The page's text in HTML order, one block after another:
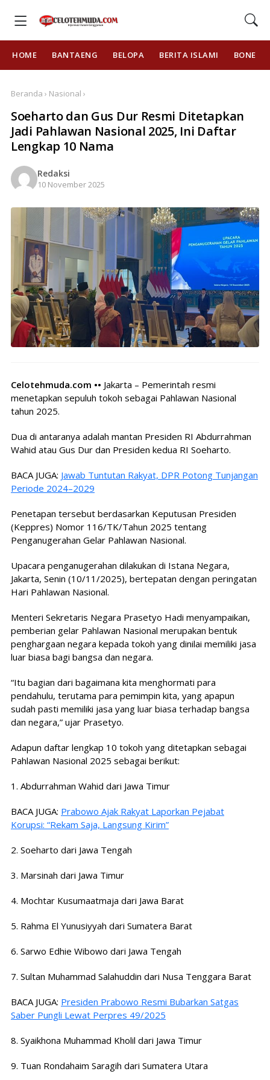
HOME BANTAENG BELOPA BERITA ISLAMI BONE
Beranda › Nasional ›
Soeharto dan Gus Dur Resmi Ditetapkan
Jadi Pahlawan Nasional 2025, Ini Daftar
Lengkap 10 Nama
Redaksi
10 November 2025
Celotehmuda.com •• Jakarta – Pemerintah resmi
menetapkan sepuluh tokoh sebagai Pahlawan Nasional
tahun 2025.
Dua di antaranya adalah mantan Presiden RI Abdurrahman
Wahid atau Gus Dur dan Presiden kedua RI Soeharto.
BACA JUGA: Jawab Tuntutan Rakyat, DPR Potong Tunjangan
Periode 2024–2029
Penetapan tersebut berdasarkan Keputusan Presiden
(Keppres) Nomor 116/TK/Tahun 2025 tentang
Penganugerahan Gelar Pahlawan Nasional.
Upacara penganugerahan dilakukan di Istana Negara,
Jakarta, Senin (10/11/2025), bertepatan dengan peringatan
Hari Pahlawan Nasional.
Menteri Sekretaris Negara Prasetyo Hadi menyampaikan,
pemberian gelar Pahlawan Nasional merupakan bentuk
penghargaan negara kepada tokoh yang dinilai memiliki jasa
luar biasa bagi bangsa dan negara.
“Itu bagian dari bagaimana kita menghormati para
pendahulu, terutama para pemimpin kita, yang apapun
sudah pasti memiliki jasa yang luar biasa terhadap bangsa
dan negara,” ujar Prasetyo.
Adapun daftar lengkap 10 tokoh yang ditetapkan sebagai
Pahlawan Nasional 2025 sebagai berikut:
1. Abdurrahman Wahid dari Jawa Timur
BACA JUGA: Prabowo Ajak Rakyat Laporkan Pejabat
Korupsi: “Rekam Saja, Langsung Kirim”
2. Soeharto dari Jawa Tengah
3. Marsinah dari Jawa Timur
4. Mochtar Kusumaatmaja dari Jawa Barat
5. Rahma El Yunusiyyah dari Sumatera Barat
6. Sarwo Edhie Wibowo dari Jawa Tengah
7. Sultan Muhammad Salahuddin dari Nusa Tenggara Barat
BACA JUGA: Presiden Prabowo Resmi Bubarkan Satgas
Saber Pungli Lewat Perpres 49/2025
8. Syaikhona Muhammad Kholil dari Jawa Timur
9. Tuan Rondahaim Saragih dari Sumatera Utara